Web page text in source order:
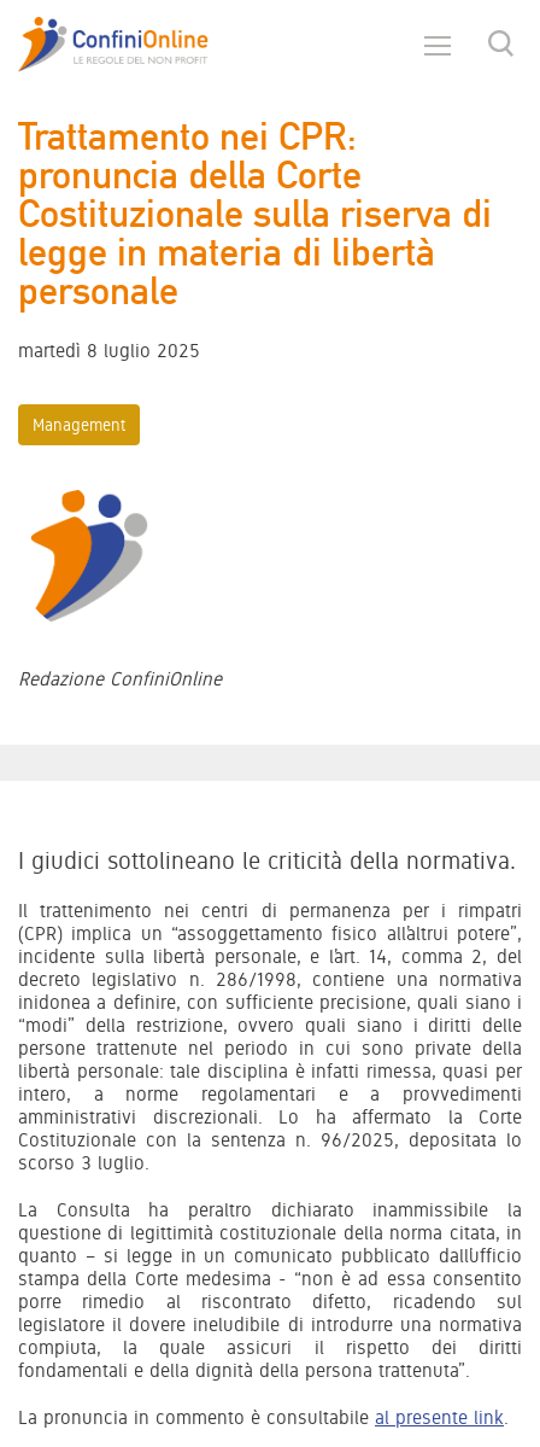
Trattamento nei CPR:
pronuncia della Corte
Costituzionale sulla riserva di
legge in materia di libertà
personale
martedì 8 luglio 2025
Management
Redazione ConfiniOnline
I giudici sottolineano le criticità della normativa.
Il trattenimento nei centri di permanenza per i rimpatri
(CPR) implica un “assoggettamento fisico all’altrui potere”,
incidente sulla libertà personale, e l’art. 14, comma 2, del
decreto legislativo n. 286/1998, contiene una normativa
inidonea a definire, con sufficiente precisione, quali siano i
“modi” della restrizione, ovvero quali siano i diritti delle
persone trattenute nel periodo in cui sono private della
libertà personale: tale disciplina è infatti rimessa, quasi per
intero, a norme regolamentari e a provvedimenti
amministrativi discrezionali. Lo ha affermato la Corte
Costituzionale con la sentenza n. 96/2025, depositata lo
scorso 3 luglio.
La Consulta ha peraltro dichiarato inammissibile la
questione di legittimità costituzionale della norma citata, in
quanto – si legge in un comunicato pubblicato dall’ufficio
stampa della Corte medesima - “non è ad essa consentito
porre rimedio al riscontrato difetto, ricadendo sul
legislatore il dovere ineludibile di introdurre una normativa
compiuta, la quale assicuri il rispetto dei diritti
fondamentali e della dignità della persona trattenuta”.
La pronuncia in commento è consultabile al presente link.